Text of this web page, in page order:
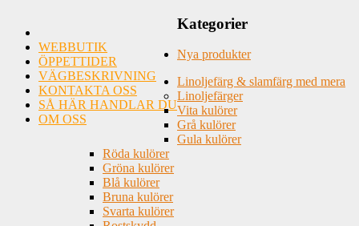
WEBBUTIK
ÖPPETTIDER
VÄGBESKRIVNING
KONTAKTA OSS
SÅ HÄR HANDLAR DU
OM OSS
Kategorier
Nya produkter
Linoljefärg & slamfärg med mera
Linoljefärger
Vita kulörer
Grå kulörer
Gula kulörer
Röda kulörer
Gröna kulörer
Blå kulörer
Bruna kulörer
Svarta kulörer